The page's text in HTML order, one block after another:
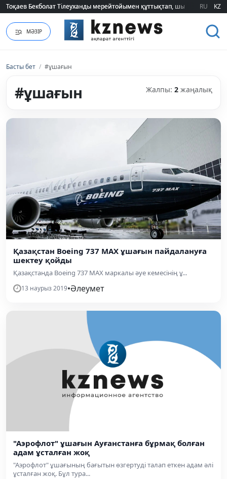
Тоқаев Бекболат Тілеуханды мерейтойымен құттықтап, шығармашылық
Тоқаев Бекболат Тілеуханды мерейтойымен құттықтап, шығармашылық
RU KZ
МӘЗІР
Басты бет / #ұшағын
#ұшағын Жалпы: 2 жаңалық
Қазақстан Boeing 737 MAX ұшағын пайдалануға
шектеу қойды
Қазақстанда Boeing 737 MAX маркалы әуе кемесінің ұ...
13 наурыз 2019•Әлеумет
"Аэрофлот" ұшағын Ауғанстанға бұрмақ болған
адам ұсталған жоқ
"Аэрофлот" ұшағының бағытын өзгертуді талап еткен адам әлі
ұсталған жоқ. Бұл тура...